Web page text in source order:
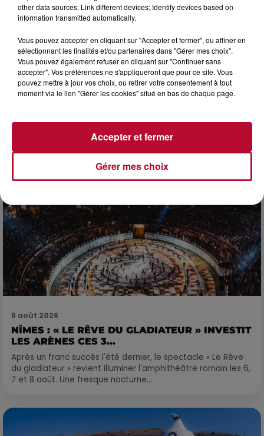
6 août 2026
NÎMES : « LE RÊVE DU GLADIATEUR » INVESTIT
LES ARÈNES CES 3...
Après un franc succès l'été dernier, le spectacle « Le Rêve
du gladiateur » revient illuminer l'amphithéâtre romain les 6,
7 et 8 août. Une fresque nocturne...
other data sources; Link different devices; Identify devices based on
information transmitted automatically.
Vous pouvez accepter en cliquant sur "Accepter et fermer", ou affiner en
sélectionnant les finalités et/ou partenaires dans "Gérer mes choix".
Vous pouvez également refuser en cliquant sur "Continuer sans
accepter". Vos préférences ne s'appliqueront que pour ce site. Vous
pouvez mettre à jour vos choix, ou retirer votre consentement à tout
moment via le lien "Gérer les cookies" situé en bas de chaque page.
Gérer mes choix
Accepter et fermer